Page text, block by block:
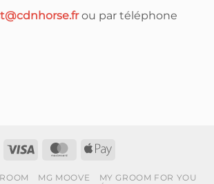
ou par téléphone
Visa MasterCardApple
MG MOOVE
MY GROOM FOR YOU